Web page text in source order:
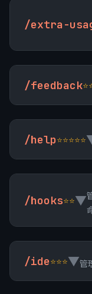
/extra-
/feedback
/help⭐⭐⭐⭐⭐
/hooks⭐⭐▼
/ide 管
⭐⭐⭐▼